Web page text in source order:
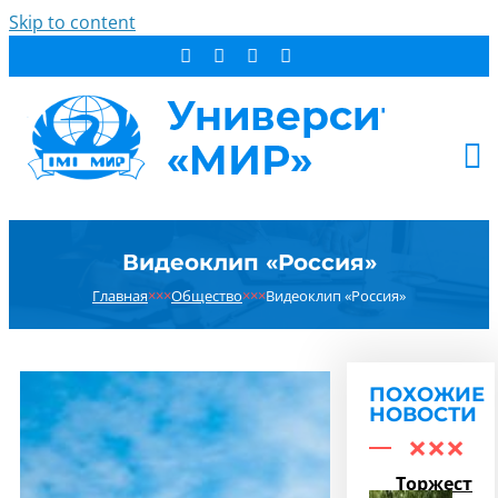
Skip to content
ДОПОБРАЗОВАНИЕ
НОВОСТИ
КОНТАКТЫ
РЕЗУЛЬТАТ ПОИСКА:
Видеоклип «Россия»
Главная×××Общество×××Видеоклип «Россия»
ПОХОЖИЕ
НОВОСТИ